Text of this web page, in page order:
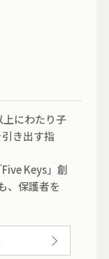
にわたり子
き出す指
Keys」創
、保護者を